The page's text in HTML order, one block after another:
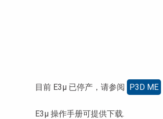
目前 E3µ 已停产，请参阅 P3D ME
E3µ 操作手册可提供下载.